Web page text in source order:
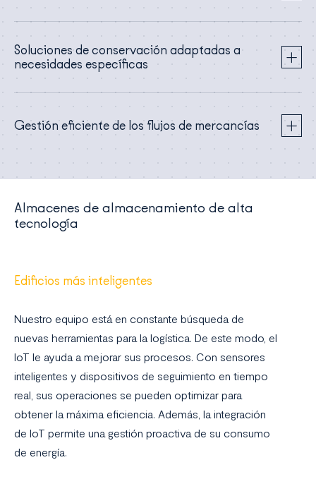
Soluciones de conservación adaptadas a
necesidades específicas
Gestión eficiente de los flujos de mercancías
Almacenes de almacenamiento de alta
tecnología
Edificios más inteligentes
Nuestro equipo está en constante búsqueda de
nuevas herramientas para la logística. De este modo, el
IoT le ayuda a mejorar sus procesos. Con sensores
inteligentes y dispositivos de seguimiento en tiempo
real, sus operaciones se pueden optimizar para
obtener la máxima eficiencia. Además, la integración
de IoT permite una gestión proactiva de su consumo
de energía.